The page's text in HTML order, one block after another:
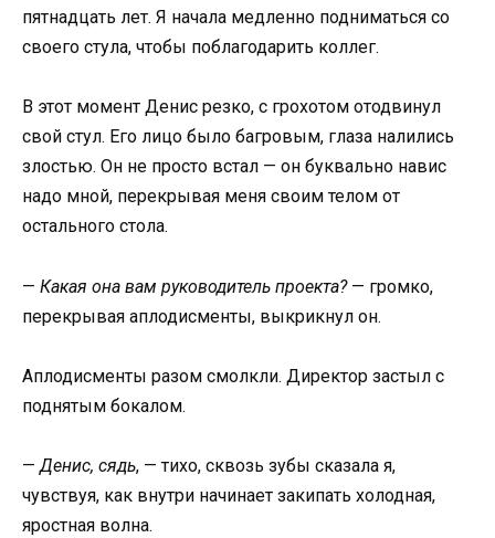
пятнадцать лет. Я начала медленно подниматься со
своего стула, чтобы поблагодарить коллег.
В этот момент Денис резко, с грохотом отодвинул
свой стул. Его лицо было багровым, глаза налились
злостью. Он не просто встал — он буквально навис
надо мной, перекрывая меня своим телом от
остального стола.
— Какая она вам руководитель проекта?— громко,
перекрывая аплодисменты, выкрикнул он.
Аплодисменты разом смолкли. Директор застыл с
поднятым бокалом.
—Денис, сядь, — тихо, сквозь зубы сказала я,
чувствуя, как внутри начинает закипать холодная,
яростная волна.